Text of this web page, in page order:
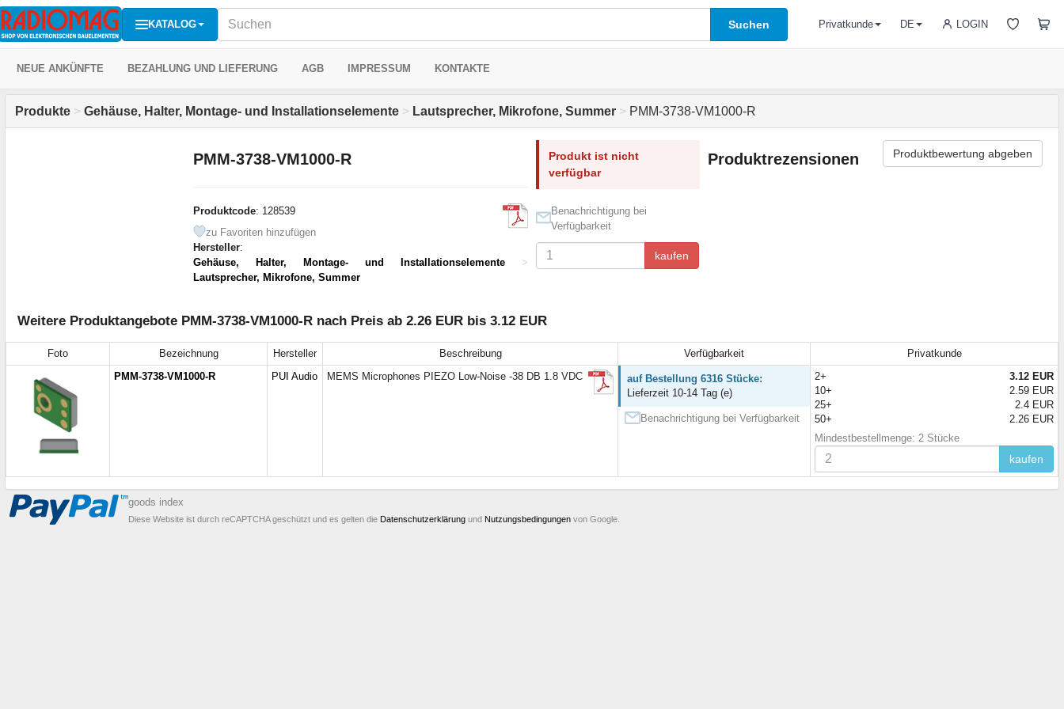
KATALOG Suchen LOGIN
Privatkunde DE
NEUE ANKÜNFTE BEZAHLUNG UND LIEFERUNG AGB IMPRESSUM KONTAKTE
Produkte > Gehäuse, Halter, Montage- und Installationselemente > Lautsprecher, Mikrofone, Summer > PMM-3738-VM1000-R
PMM-3738-VM1000-R
Produktcode: 128539
zu Favoriten hinzufügen
Hersteller:
Gehäuse, Halter, Montage- und Installationselemente
>
Lautsprecher, Mikrofone, Summer
Produkt ist nicht
verfügbar
Benachrichtigung bei
Verfügbarkeit
kaufen
Produktrezensionen Produktbewertung abgeben
Weitere Produktangebote PMM-3738-VM1000-R nach Preis ab 2.26 EUR bis 3.12 EUR
Foto Bezeichnung Hersteller Beschreibung Verfügbarkeit
Privatkunde
PMM-3738-VM1000-R
PUI Audio MEMS Microphones PIEZO Low-Noise -38 DB 1.8 VDC
auf Bestellung 6316 Stücke:
Lieferzeit 10-14 Tag (e)
Benachrichtigung bei Verfügbarkeit
2+
3.12 EUR
10+
2.59 EUR
25+
2.4 EUR
50+
2.26 EUR
Mindestbestellmenge: 2 Stücke
kaufen
goods index
Diese Website ist durch reCAPTCHA geschützt und es gelten die Datenschutzerklärung und Nutzungsbedingungen von Google.